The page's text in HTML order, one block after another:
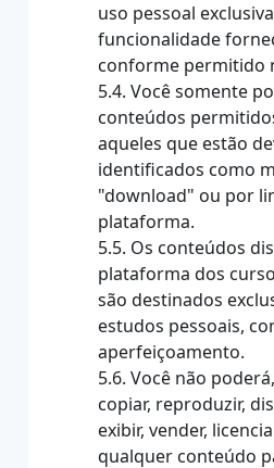
uso pessoal
funcionalidade
conforme permitido
5.4. Você somente
conteúdos
aqueles que estão
identificados como
"download" ou por
plataforma.
5.5. Os conteúdos
plataforma dos
são destinados
estudos pessoais,
aperfeiçoamento.
5.6. Você não
copiar, reproduzir,
exibir, vender,
qualquer conteúdo